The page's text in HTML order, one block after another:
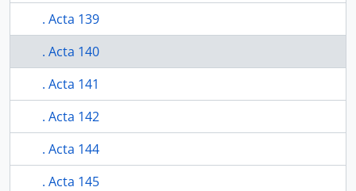
. Acta 139
. Acta 140
. Acta 141
. Acta 142
. Acta 144
. Acta 145